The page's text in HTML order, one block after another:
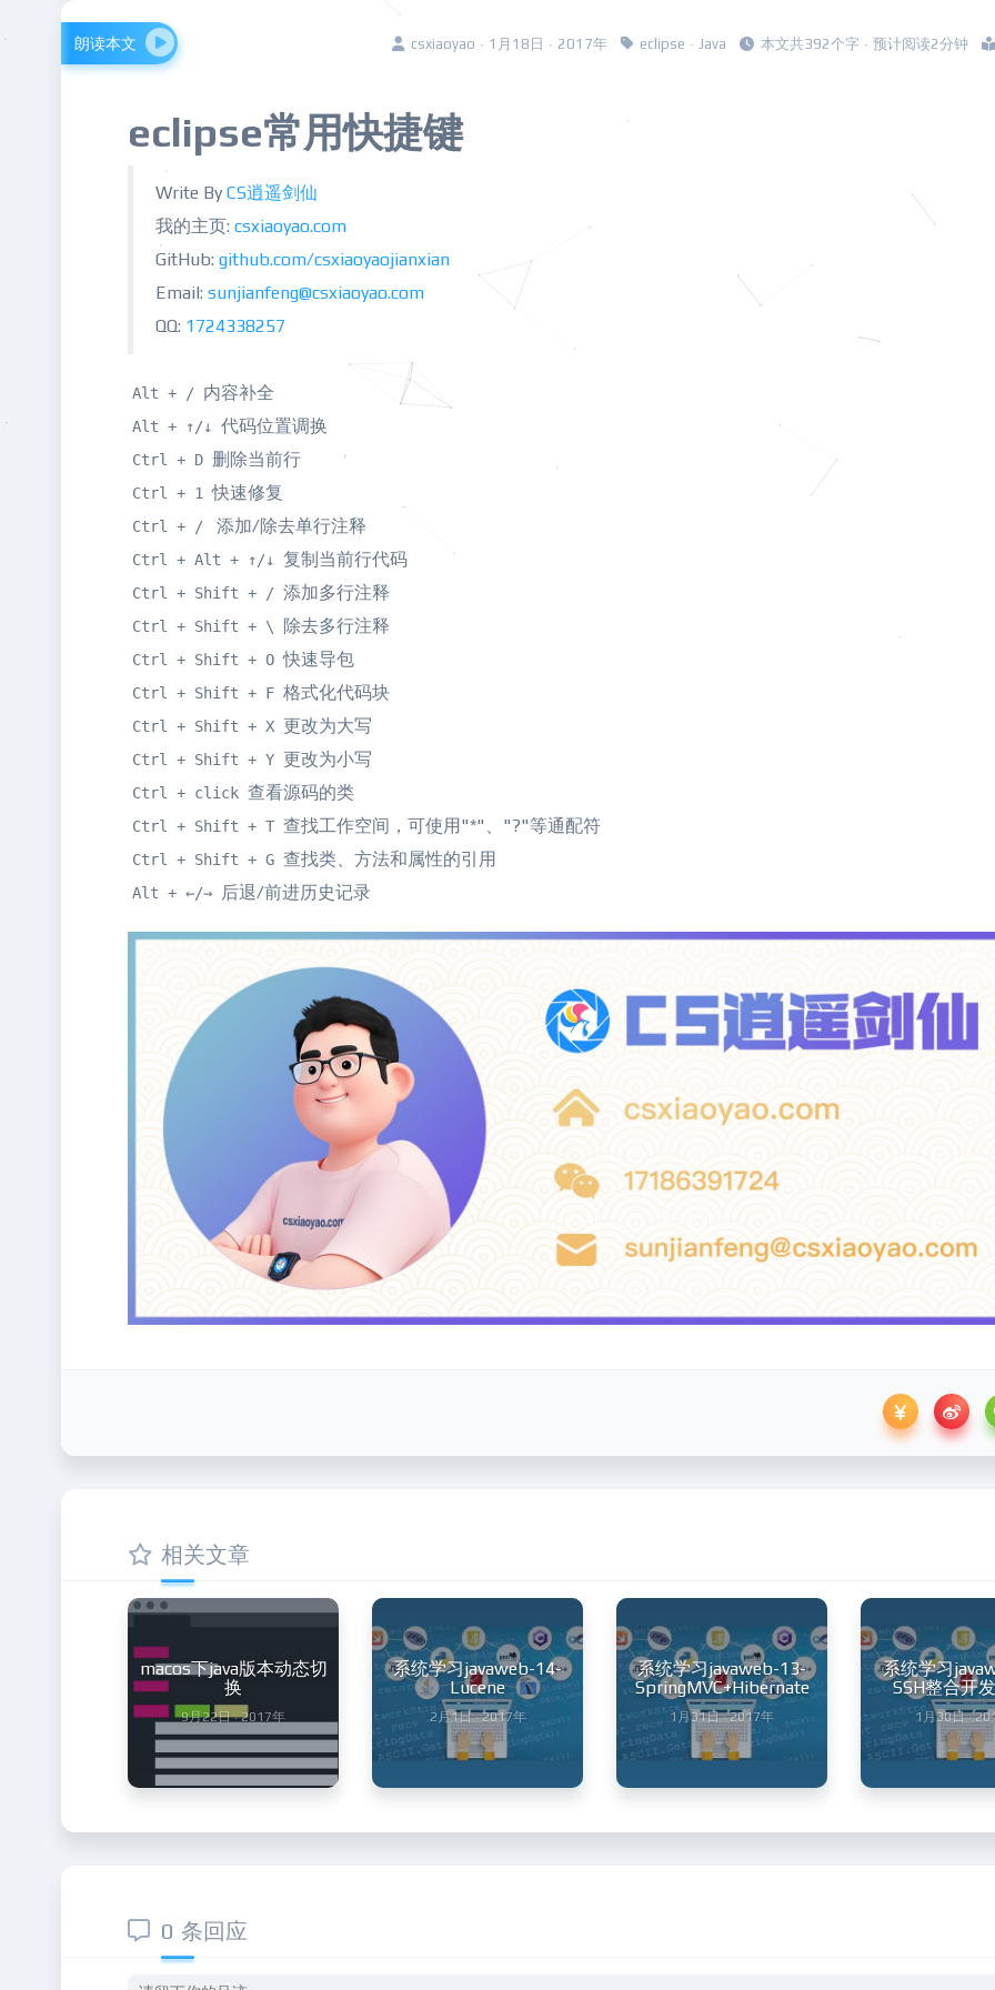
csxiaoyao · 1月18日 · 2017年 eclipse · Java 本文共392个字 · 预计阅读2分钟
朗读本文
eclipse常用快捷键
Write By CS逍遥剑仙
我的主页: csxiaoyao.com
GitHub: github.com/csxiaoyaojianxian
Email: sunjianfeng@csxiaoyao.com
QQ: 1724338257
Alt + / 内容补全
Alt + ↑/↓ 代码位置调换
Ctrl + D 删除当前行
Ctrl + 1 快速修复
Ctrl + / 添加/除去单行注释
Ctrl + Alt + ↑/↓ 复制当前行代码
Ctrl + Shift + / 添加多行注释
Ctrl + Shift + \ 除去多行注释
Ctrl + Shift + O 快速导包
Ctrl + Shift + F 格式化代码块
Ctrl + Shift + X 更改为大写
Ctrl + Shift + Y 更改为小写
Ctrl + click 查看源码的类
Ctrl + Shift + T 查找工作空间，可使用"*"、"?"等通配符
Ctrl + Shift + G 查找类、方法和属性的引用
Alt + ←/→ 后退/前进历史记录
相关文章
macos下java版本动态切
换
9月22日 · 2017年
系统学习javaweb-14-
Lucene
2月1日 · 2017年
系统学习javaweb-13-
SpringMVC+Hibernate
1月31日 · 2017年
系统学习
SSH整合开
1月30日 ·
0 条回应